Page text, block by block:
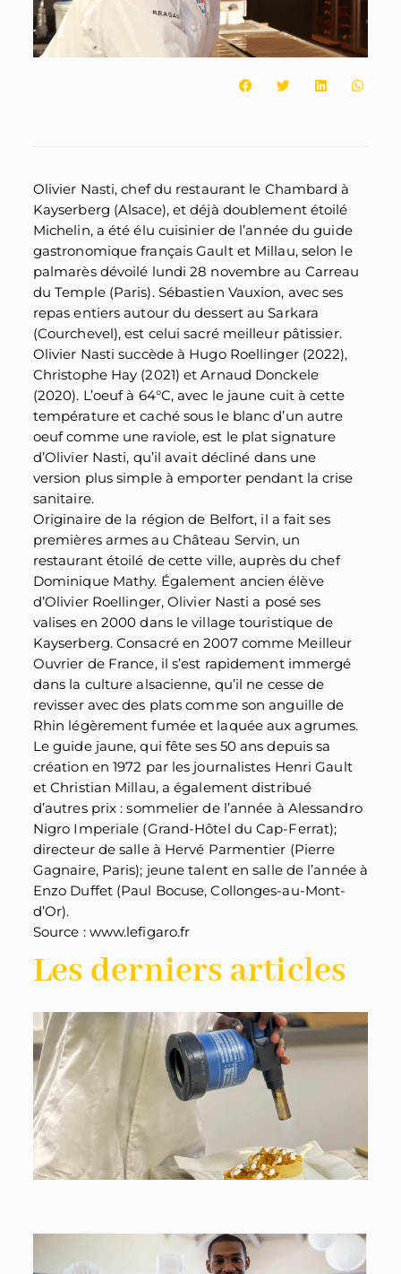
Olivier Nasti, chef du restaurant le Chambard à
Kayserberg (Alsace), et déjà doublement étoilé
Michelin, a été élu cuisinier de l’année du guide
gastronomique français Gault et Millau, selon le
palmarès dévoilé lundi 28 novembre au Carreau
du Temple (Paris). Sébastien Vauxion, avec ses
repas entiers autour du dessert au Sarkara
(Courchevel), est celui sacré meilleur pâtissier.
Olivier Nasti succède à Hugo Roellinger (2022),
Christophe Hay (2021) et Arnaud Donckele
(2020). L’oeuf à 64°C, avec le jaune cuit à cette
température et caché sous le blanc d’un autre
oeuf comme une raviole, est le plat signature
d’Olivier Nasti, qu’il avait décliné dans une
version plus simple à emporter pendant la crise
sanitaire.
Originaire de la région de Belfort, il a fait ses
premières armes au Château Servin, un
restaurant étoilé de cette ville, auprès du chef
Dominique Mathy. Également ancien élève
d’Olivier Roellinger, Olivier Nasti a posé ses
valises en 2000 dans le village touristique de
Kayserberg. Consacré en 2007 comme Meilleur
Ouvrier de France, il s’est rapidement immergé
dans la culture alsacienne, qu’il ne cesse de
revisser avec des plats comme son anguille de
Rhin légèrement fumée et laquée aux agrumes.
Le guide jaune, qui fête ses 50 ans depuis sa
création en 1972 par les journalistes Henri Gault
et Christian Millau, a également distribué
d’autres prix : sommelier de l’année à Alessandro
Nigro Imperiale (Grand-Hôtel du Cap-Ferrat);
directeur de salle à Hervé Parmentier (Pierre
Gagnaire, Paris); jeune talent en salle de l’année à
Enzo Duffet (Paul Bocuse, Collonges-au-Mont-
d’Or).
Source : www.lefigaro.fr
Les derniers articles